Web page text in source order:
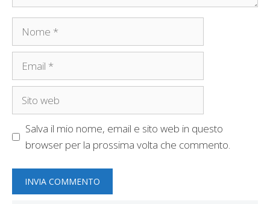
Nome
Email
Sito
Salva il mio nome, email e sito web in questo
browser per la prossima volta che commento.